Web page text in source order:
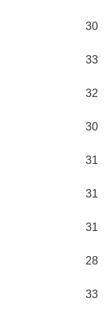
30
33
32
30
31
31
31
28
33